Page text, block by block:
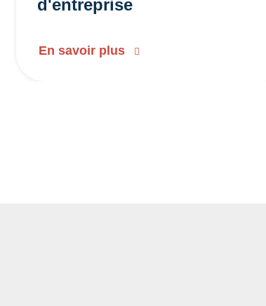
d'entreprise
En savoir plus